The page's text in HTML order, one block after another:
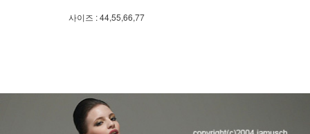
사이즈 : 44,55,66,77